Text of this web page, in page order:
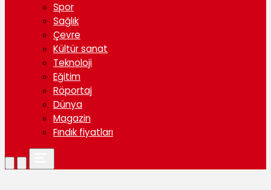
Spor
Sağlık
Çevre
Kültür sanat
Teknoloji
Eğitim
Röportaj
Dünya
Magazin
Fındık fiyatları